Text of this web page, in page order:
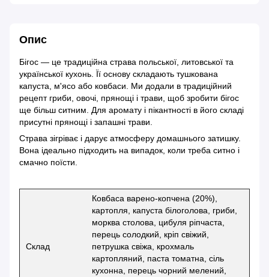
Опис
Бігос — це традиційна страва польської, литовської та
української кухонь. Її основу складають тушкована
капуста, м'ясо або ковбаси. Ми додали в традиційний
рецепт гриби, овочі, прянощі і трави, щоб зробити бігос
ще більш ситним. Для аромату і пікантності в його складі
присутні прянощі і запашні трави.
Страва зігріває і дарує атмосферу домашнього затишку.
Вона ідеально підходить на випадок, коли треба ситно і
смачно поїсти.
Склад
Ковбаса варено-копчена (20%),
картопля, капуста білоголова, гриби,
морква столова, цибуля ріпчаста,
перець солодкий, кріп свіжий,
петрушка свіжа, крохмаль
картопляний, паста томатна, сіль
кухонна, перець чорний мелений,